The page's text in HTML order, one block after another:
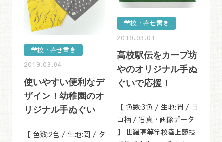
学校・寄せ書き
2019.03.04
使いやすい便利なデ
ザイン！幼稚園のオ
リジナル手ぬぐい
【 色数:2色 / 生地:岡 / タ
学校・寄せ書き
2019.03.01
高校駅伝をカープ坊
やのオリジナル手ぬ
ぐいで応援！
【 色数:3色 / 生地:岡 / ヨ
コ柄 / 写真・画像データ
】 世羅高等学校陸上競技